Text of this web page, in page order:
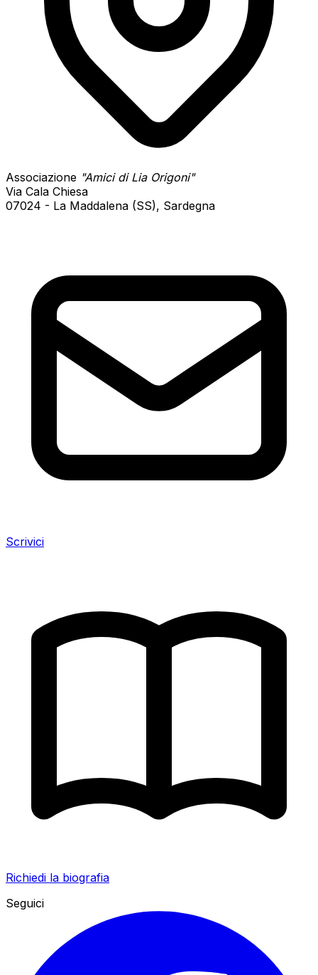
Associazione "Amici di Lia Origoni"
Via Cala Chiesa
07024 - La Maddalena (SS), Sardegna
Scrivici
Richiedi la biografia
Seguici